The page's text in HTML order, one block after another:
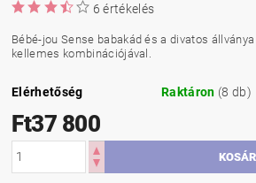
6 értékelés
Bébé-jou Sense babakád és a divatos
kellemes kombinációjával.
Elérhetőség Raktáron (8 db)
Ft37 800